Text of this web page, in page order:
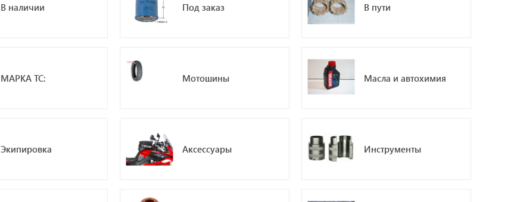
В наличии Под заказ В пути
МАРКА ТС: Мотошины Масла и автохимия
Экипировка Аксессуары Инструменты